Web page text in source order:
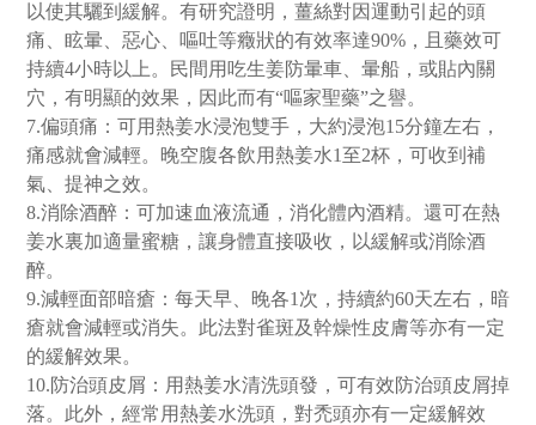
以使其驪到緩解。有研究證明，薑絲對因運動引起的頭
痛、眩暈、惡心、嘔吐等癥狀的有效率達90%，且藥效可
持續4小時以上。民間用吃生姜防暈車、暈船，或貼內關
穴，有明顯的效果，因此而有“嘔家聖藥”之譽。
7.偏頭痛：可用熱姜水浸泡雙手，大約浸泡15分鐘左右，
痛感就會減輕。晚空腹各飲用熱姜水1至2杯，可收到補
氣、提神之效。
8.消除酒醉：可加速血液流通，消化體內酒精。還可在熱
姜水裏加適量蜜糖，讓身體直接吸收，以緩解或消除酒
醉。
9.減輕面部暗瘡：每天早、晚各1次，持續約60天左右，暗
瘡就會減輕或消失。此法對雀斑及幹燥性皮膚等亦有一定
的緩解效果。
10.防治頭皮屑：用熱姜水清洗頭發，可有效防治頭皮屑掉
落。此外，經常用熱姜水洗頭，對禿頭亦有一定緩解效